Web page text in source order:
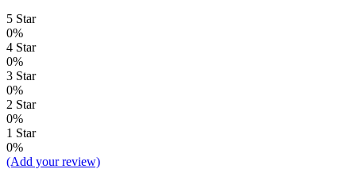
5 Star
0%
4 Star
0%
3 Star
0%
2 Star
0%
1 Star
0%
(Add your review)